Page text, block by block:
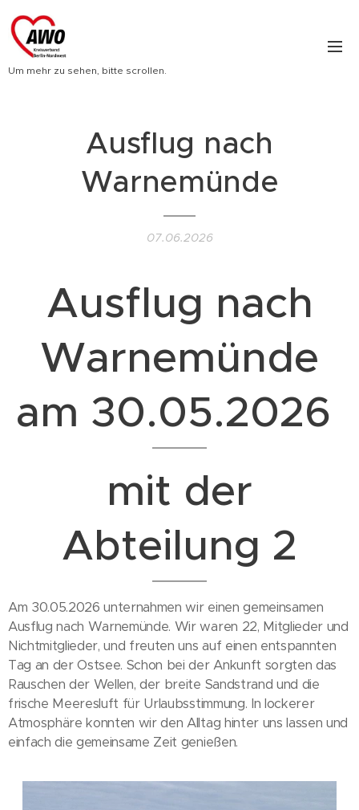
Um mehr zu sehen, bitte scrollen.
Ausflug nach
Warnemünde
07.06.2026
Ausflug nach
Warnemünde
am 30.05.2026
mit der
Abteilung 2
Am 30.05.2026 unternahmen wir einen gemeinsamen
Ausflug nach Warnemünde. Wir waren 22, Mitglieder und
Nichtmitglieder, und freuten uns auf einen entspannten
Tag an der Ostsee. Schon bei der Ankunft sorgten das
Rauschen der Wellen, der breite Sandstrand und die
frische Meeresluft für Urlaubsstimmung. In lockerer
Atmosphäre konnten wir den Alltag hinter uns lassen und
einfach die gemeinsame Zeit genießen.